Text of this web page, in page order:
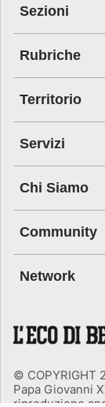
Sezioni
Rubriche
Territorio
Servizi
Chi Siamo
Community
Network
© COPYRIGHT
Papa Giovanni
riproduzione